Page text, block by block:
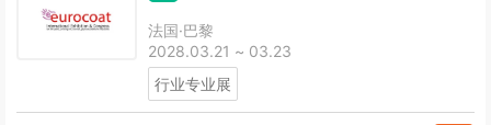
法国·巴黎
2028.03.21 ~ 03.23
行业专业展